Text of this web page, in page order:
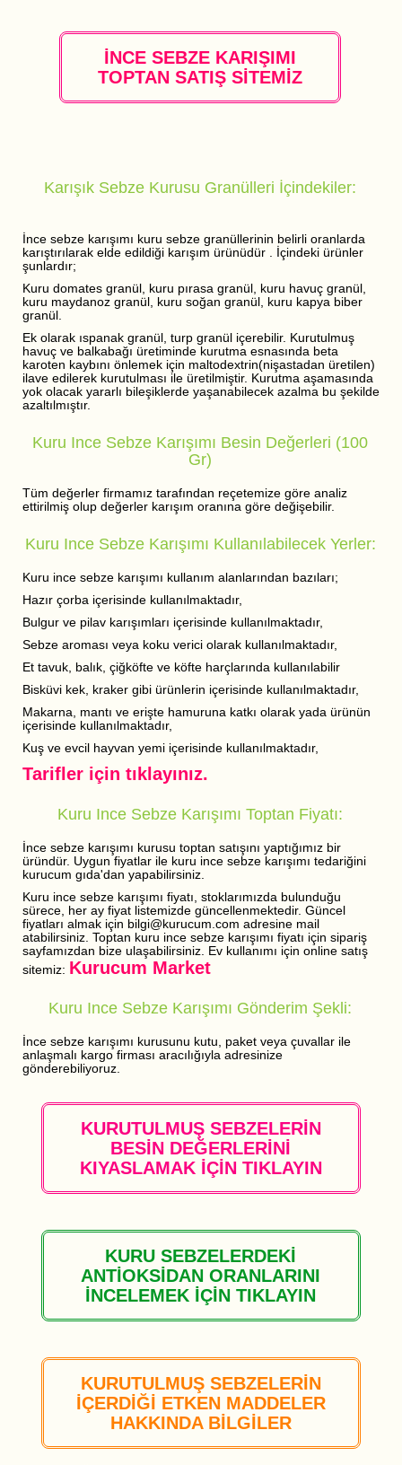
İNCE SEBZE KARIŞIMI
TOPTAN SATIŞ SİTEMİZ
Karışık Sebze Kurusu Granülleri İçindekiler:
İnce sebze karışımı kuru sebze granüllerinin belirli oranlarda
karıştırılarak elde edildiği karışım ürünüdür . İçindeki ürünler
şunlardır;
Kuru domates granül, kuru pırasa granül, kuru havuç granül,
kuru maydanoz granül, kuru soğan granül, kuru kapya biber
granül.
Ek olarak ıspanak granül, turp granül içerebilir. Kurutulmuş
havuç ve balkabağı üretiminde kurutma esnasında beta
karoten kaybını önlemek için maltodextrin(nişastadan üretilen)
ilave edilerek kurutulması ile üretilmiştir. Kurutma aşamasında
yok olacak yararlı bileşiklerde yaşanabilecek azalma bu şekilde
azaltılmıştır.
Kuru Ince Sebze Karışımı Besin Değerleri (100
Gr)
Tüm değerler firmamız tarafından reçetemize göre analiz
ettirilmiş olup değerler karışım oranına göre değişebilir.
Kuru Ince Sebze Karışımı Kullanılabilecek Yerler:
Kuru ince sebze karışımı kullanım alanlarından bazıları;
Hazır çorba içerisinde kullanılmaktadır,
Bulgur ve pilav karışımları içerisinde kullanılmaktadır,
Sebze aroması veya koku verici olarak kullanılmaktadır,
Et tavuk, balık, çiğköfte ve köfte harçlarında kullanılabilir
Bisküvi kek, kraker gibi ürünlerin içerisinde kullanılmaktadır,
Makarna, mantı ve erişte hamuruna katkı olarak yada ürünün
içerisinde kullanılmaktadır,
Kuş ve evcil hayvan yemi içerisinde kullanılmaktadır,
Tarifler için tıklayınız.
Kuru Ince Sebze Karışımı Toptan Fiyatı:
İnce sebze karışımı kurusu toptan satışını yaptığımız bir
üründür. Uygun fiyatlar ile kuru ince sebze karışımı tedariğini
kurucum gıda'dan yapabilirsiniz.
Kuru ince sebze karışımı fiyatı, stoklarımızda bulunduğu
sürece, her ay fiyat listemizde güncellenmektedir. Güncel
fiyatları almak için bilgi@kurucum.com adresine mail
atabilirsiniz. Toptan kuru ince sebze karışımı fiyatı için sipariş
sayfamızdan bize ulaşabilirsiniz. Ev kullanımı için online satış
sitemiz: Kurucum Market
Kuru Ince Sebze Karışımı Gönderim Şekli:
İnce sebze karışımı kurusunu kutu, paket veya çuvallar ile
anlaşmalı kargo firması aracılığıyla adresinize
gönderebiliyoruz.
KURUTULMUŞ SEBZELERİN
BESİN DEĞERLERİNİ
KIYASLAMAK İÇİN TIKLAYIN
KURU SEBZELERDEKİ
ANTİOKSİDAN ORANLARINI
İNCELEMEK İÇİN TIKLAYIN
KURUTULMUŞ SEBZELERİN
İÇERDİĞİ ETKEN MADDELER
HAKKINDA BİLGİLER